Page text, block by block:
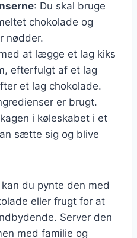
: Du skal bruge
chokolade og
nødder.
at lægge et lag kiks
efterfulgt af et lag
et lag chokolade.
er brugt.
i køleskabet i et
sætte sig og blive
du pynte den med
eller frugt for at
Server den
med familie og